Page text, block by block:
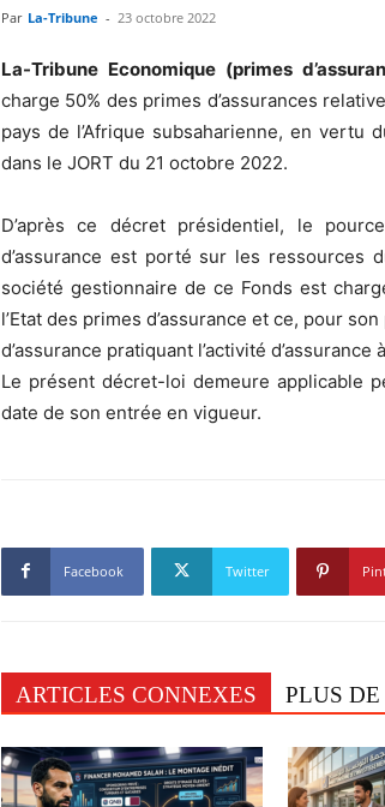
Par La-Tribune - 23 octobre 2022
La-Tribune Economique (primes
charge 50% des primes d’assurances
pays de l’Afrique subsaharienne, en
dans le JORT du 21 octobre 2022.
D’après ce décret présidentiel, le
d’assurance est porté sur les ressources
société gestionnaire de ce Fonds est
l’Etat des primes d’assurance et ce, pour
d’assurance pratiquant l’activité d’assurance
Le présent décret-loi demeure applicable
date de son entrée en vigueur.
Facebook Twitter
ARTICLES CONNEXES PLUS